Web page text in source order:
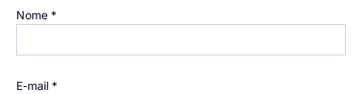
Nome *
E-mail *